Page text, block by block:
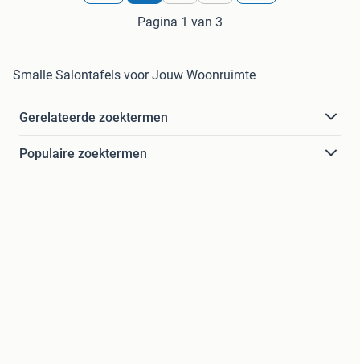
Pagina 1 van 3
Smalle Salontafels voor Jouw Woonruimte
Gerelateerde zoektermen
Populaire zoektermen